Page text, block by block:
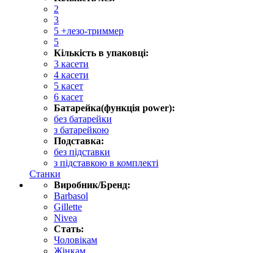
2
3
5 +лезо-триммер
5
Кількість в упаковці:
3 касети
4 касети
5 касет
6 касет
Батарейка(функція power):
без батарейки
з батарейкою
Подставка:
без підставки
з підставкою в комплекті
Станки
Виробник/Бренд:
Barbasol
Gillette
Nivea
Стать:
Чоловікам